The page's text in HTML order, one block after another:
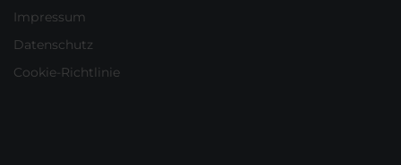
Impressum
Datenschutz
Cookie-Richtlinie